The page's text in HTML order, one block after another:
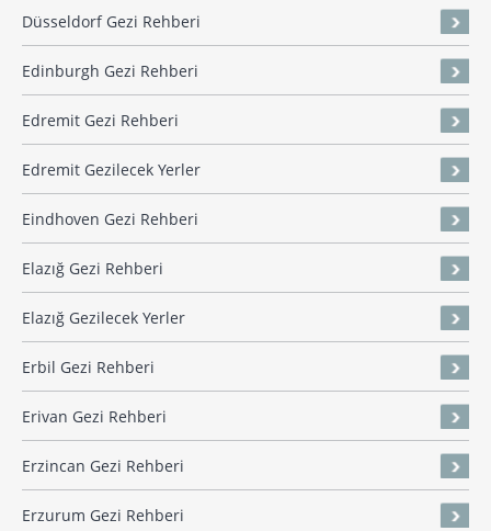
Düsseldorf Gezi Rehberi
Edinburgh Gezi Rehberi
Edremit Gezi Rehberi
Edremit Gezilecek Yerler
Eindhoven Gezi Rehberi
Elazığ Gezi Rehberi
Elazığ Gezilecek Yerler
Erbil Gezi Rehberi
Erivan Gezi Rehberi
Erzincan Gezi Rehberi
Erzurum Gezi Rehberi